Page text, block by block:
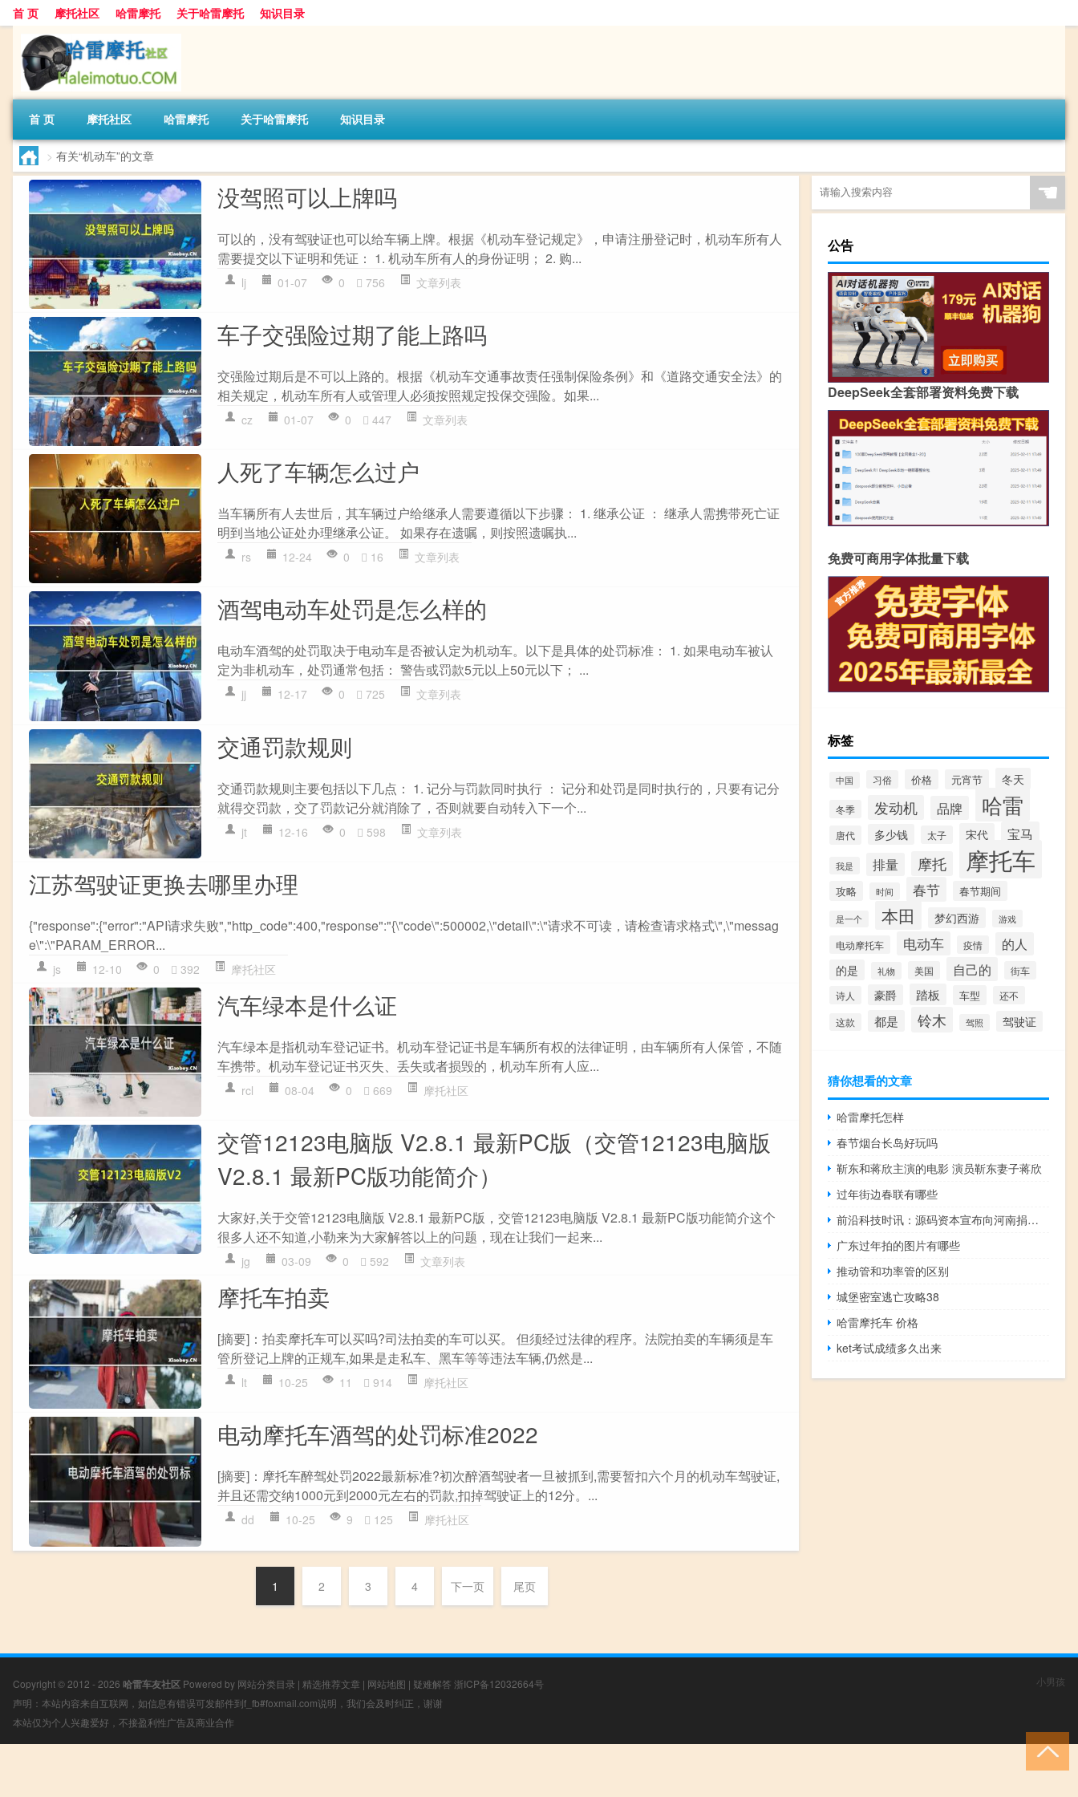
首 页 摩托社区 哈雷摩托 关于哈雷摩托 知识目录
首 页 摩托社区 哈雷摩托 关于哈雷摩托 知识目录
> 有关“机动车”的文章
没驾照可以上牌吗
可以的，没有驾驶证也可以给车辆上牌。根据《机动车登记规定》，申请注册登记时，机动车所有人
需要提交以下证明和凭证： 1. 机动车所有人的身份证明； 2. 购...
lj 01-07 0 756 文章列表
车子交强险过期了能上路吗
交强险过期后是不可以上路的。根据《机动车交通事故责任强制保险条例》和《道路交通安全法》的
相关规定，机动车所有人或管理人必须按照规定投保交强险。如果...
cz 01-07 0 447 文章列表
人死了车辆怎么过户
当车辆所有人去世后，其车辆过户给继承人需要遵循以下步骤： 1. 继承公证 ： 继承人需携带死亡证
明到当地公证处办理继承公证。 如果存在遗嘱，则按照遗嘱执...
rs 12-24 0 16 文章列表
酒驾电动车处罚是怎么样的
电动车酒驾的处罚取决于电动车是否被认定为机动车。以下是具体的处罚标准： 1. 如果电动车被认
定为非机动车，处罚通常包括： 警告或罚款5元以上50元以下； ...
jj 12-17 0 725 文章列表
交通罚款规则
交通罚款规则主要包括以下几点： 1. 记分与罚款同时执行 ： 记分和处罚是同时执行的，只要有记分
就得交罚款，交了罚款记分就消除了，否则就要自动转入下一个...
jt 12-16 0 598 文章列表
江苏驾驶证更换去哪里办理
{"response":{"error":"API请求失败","http_code":400,"response":"{\"code\":500002,\"detail\":\"请求不可读，请检查请求格式\",\"messag
e\":\"PARAM_ERROR...
js 12-10 0 392 摩托社区
汽车绿本是什么证
汽车绿本是指机动车登记证书。机动车登记证书是车辆所有权的法律证明，由车辆所有人保管，不随
车携带。机动车登记证书灭失、丢失或者损毁的，机动车所有人应...
rcl 08-04 0 669 摩托社区
交管12123电脑版 V2.8.1 最新PC版（交管12123电脑版
V2.8.1 最新PC版功能简介）
大家好,关于交管12123电脑版 V2.8.1 最新PC版，交管12123电脑版 V2.8.1 最新PC版功能简介这个
很多人还不知道,小勒来为大家解答以上的问题，现在让我们一起来...
jg 03-09 0 592 文章列表
摩托车拍卖
[摘要]：拍卖摩托车可以买吗?司法拍卖的车可以买。 但须经过法律的程序。法院拍卖的车辆须是车
管所登记上牌的正规车,如果是走私车、黑车等等违法车辆,仍然是...
lt 10-25 11 914 摩托社区
电动摩托车酒驾的处罚标准2022
[摘要]：摩托车醉驾处罚2022最新标准?初次醉酒驾驶者一旦被抓到,需要暂扣六个月的机动车驾驶证,
并且还需交纳1000元到2000元左右的罚款,扣掉驾驶证上的12分。...
dd 10-25 9 125 摩托社区
1 2 3 4 下一页 尾页
☚
公告
DeepSeek全套部署资料免费下载
免费可商用字体批量下载
标签
中国 习俗 价格 元宵节 冬天
冬季 发动机 品牌 哈雷
唐代 多少钱 太子 宋代 宝马
我是 排量 摩托 摩托车
攻略 时间 春节 春节期间
是一个 本田 梦幻西游 游戏
电动摩托车 电动车 疫情 的人
的是 礼物 美国 自己的
街车
诗人
豪爵 踏板 车型 还不
这款 都是 铃木 驾照 驾驶证
猜你想看的文章
哈雷摩托怎样
春节烟台长岛好玩吗
靳东和蒋欣主演的电影 演员靳东妻子蒋欣
过年街边春联有哪些
前沿科技时讯：源码资本宣布向河南捐赠500万元支援防汛救灾
广东过年拍的图片有哪些
推动管和功率管的区别
城堡密室逃亡攻略38
哈雷摩托车 价格
ket考试成绩多久出来
Copyright © 2012 - 2026 哈雷车友社区 Powered by 网站分类目录 | 精选推荐文章 | 网站地图 | 疑难解答 浙ICP备12032664号
声明：本站内容来自互联网，如信息有错误可发邮件到f_fb#foxmail.com说明，我们会及时纠正，谢谢
本站仅为个人兴趣爱好，不接盈利性广告及商业合作
小男孩